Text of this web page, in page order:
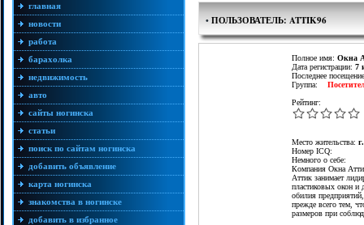
главная
новости
работа
барахолка
недвижимость
авто
сайты ногинска
статьи
поиск по сайтам ногинска
добавить объявление
карта ногинска
знакомства в ногинске
добавить в избранное
• ПОЛЬЗОВАТЕЛЬ: ATTIK96
Полное имя: Окна
Дата регистрации: 7
Последнее
Группа:
Рейтинг:
Место жительства:
Номер ICQ:
Немного о себе:
Компания Окна
Аттик занимает
пластиковых окон и
обилия
прежде всего тем,
размеров при